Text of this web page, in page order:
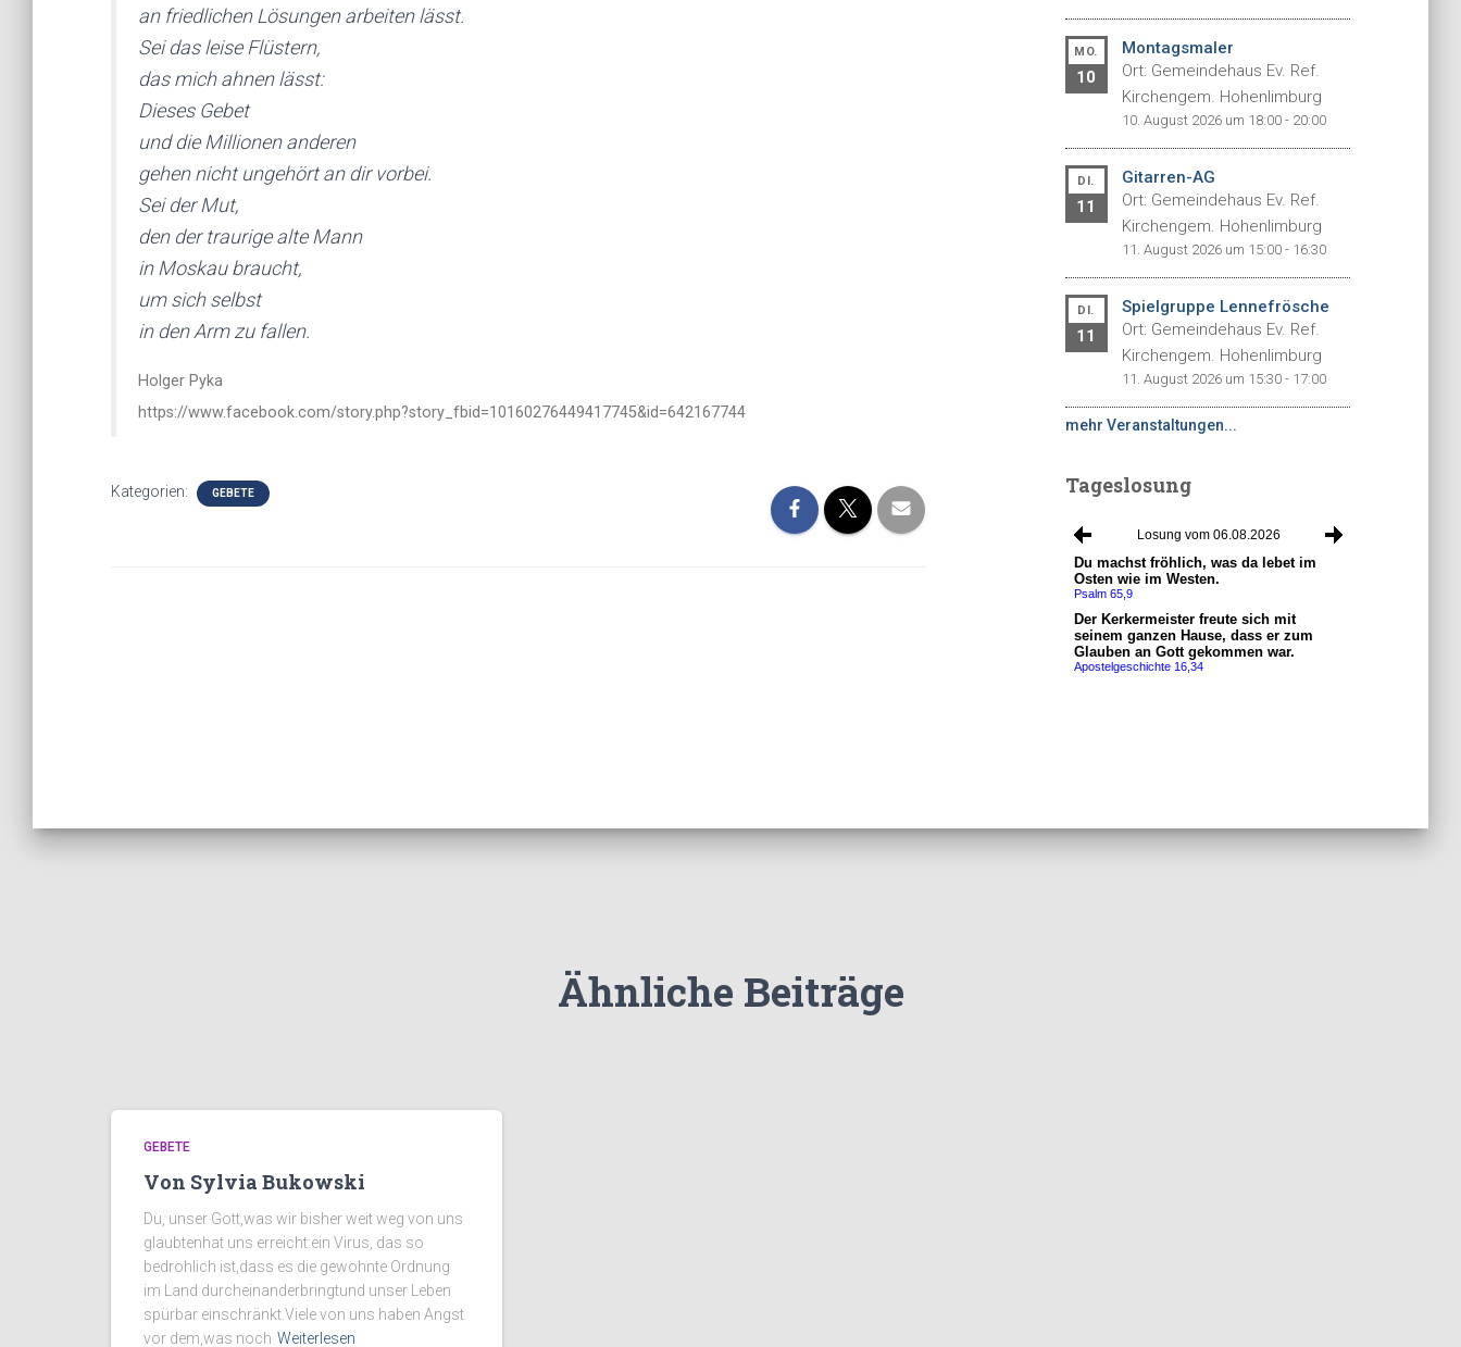
an friedlichen Lösungen arbeiten lässt.
Sei das leise Flüstern,
das mich ahnen lässt:
Dieses Gebet
und die Millionen anderen
gehen nicht ungehört an dir vorbei.
Sei der Mut,
den der traurige alte Mann
in Moskau braucht,
um sich selbst
in den Arm zu fallen.
Holger Pyka
https://www.facebook.com/story.php?story_fbid=10160276449417745&id=642167744
Kategorien: GEBETE
MO.
10
Montagsmaler
Ort: Gemeindehaus Ev. Ref.
Kirchengem. Hohenlimburg
10. August 2026 um 18:00 - 20:00
DI.
11
Gitarren-AG
Ort: Gemeindehaus Ev. Ref.
Kirchengem. Hohenlimburg
11. August 2026 um 15:00 - 16:30
DI.
11
Spielgruppe Lennefrösche
Ort: Gemeindehaus Ev. Ref.
Kirchengem. Hohenlimburg
11. August 2026 um 15:30 - 17:00
mehr Veranstaltungen...
Tageslosung
Ähnliche Beiträge
GEBETE
Von Sylvia Bukowski
Du, unser Gott,was wir bisher weit weg von uns
glaubtenhat uns erreicht:ein Virus, das so
bedrohlich ist,dass es die gewohnte Ordnung
im Land durcheinanderbringtund unser Leben
spürbar einschränkt.Viele von uns haben Angst
vor dem,was noch Weiterlesen